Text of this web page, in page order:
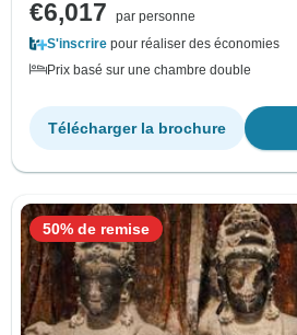
€6,017
par personne
S'inscrire pour réaliser des économies
Prix basé sur une chambre double
Télécharger la brochure
50% de remise